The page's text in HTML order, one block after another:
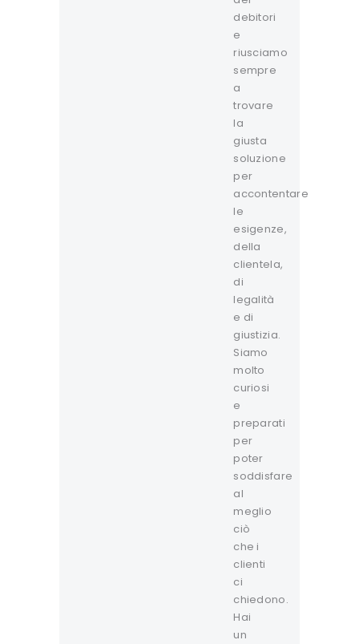
debitori
e
riusciamo
sempre
a
trovare
la
giusta
soluzione
per
accontentare
le
esigenze,
della
clientela,
di
legalità
e di
giustizia.
Siamo
molto
curiosi
e
preparati
per
poter
soddisfare
al
meglio
ciò
che i
clienti
ci
chiedono.
Hai
un